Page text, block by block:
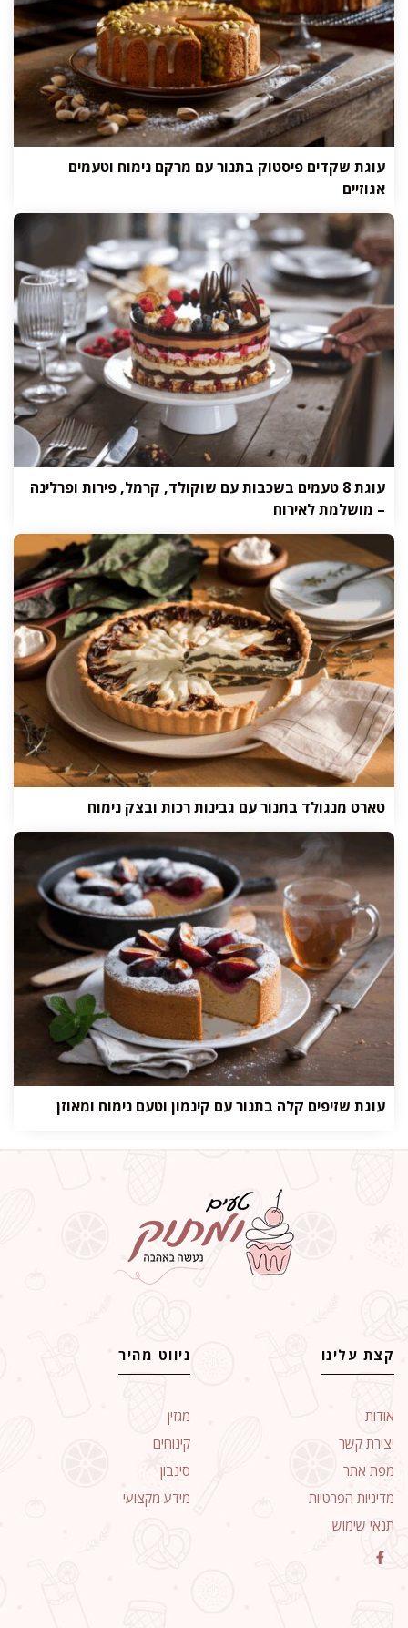
עוגת שקדים פיסטוק בתנור עם מרקם נימוח וטעמים
אגוזיים
עוגת 8 טעמים בשכבות עם שוקולד, קרמל, פירות ופרלינה
– מושלמת לאירוח
טארט מנגולד בתנור עם גבינות רכות ובצק נימוח
עוגת שזיפים קלה בתנור עם קינמון וטעם נימוח ומאוזן
קצת עלינו
אודות
יצירת קשר
מפת אתר
מדיניות הפרטיות
תנאי שימוש
ניווט מהיר
מגזין
קינוחים
סינבון
מידע מקצועי